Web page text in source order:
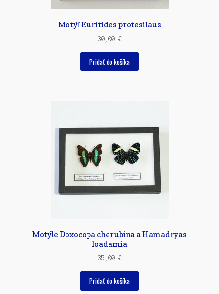
Motýľ Euritides protesilaus
30,00 €
Pridať do košíka
Motýle Doxocopa cherubina a Hamadryas
loadamia
35,00 €
Pridať do košíka